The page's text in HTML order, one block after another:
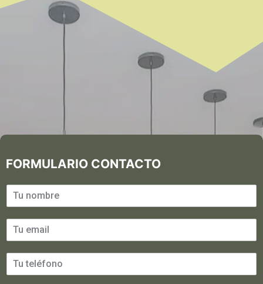
FORMULARIO CONTACTO